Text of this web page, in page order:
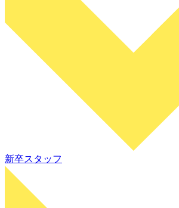
新卒スタッフ